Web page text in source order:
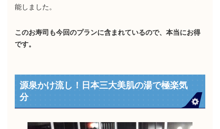
能しました。
このお寿司も今回のプランに含まれているので、本当にお得
です。
源泉かけ流し！日本三大美肌の湯で極楽気
分